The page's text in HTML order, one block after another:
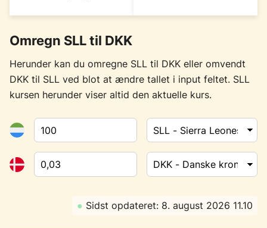
Omregn SLL til DKK
Herunder kan du omregne SLL til DKK eller omvendt
DKK til SLL ved blot at ændre tallet i input feltet. SLL
kursen herunder viser altid den aktuelle kurs.
● Sidst opdateret: 8. august 2026 11.10